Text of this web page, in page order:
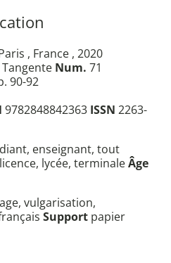
, France , 2020
Num. 71
90-92
9782848842363 ISSN 2263-
enseignant, tout
lycée, terminaleÂge
vulgarisation,
Support papier